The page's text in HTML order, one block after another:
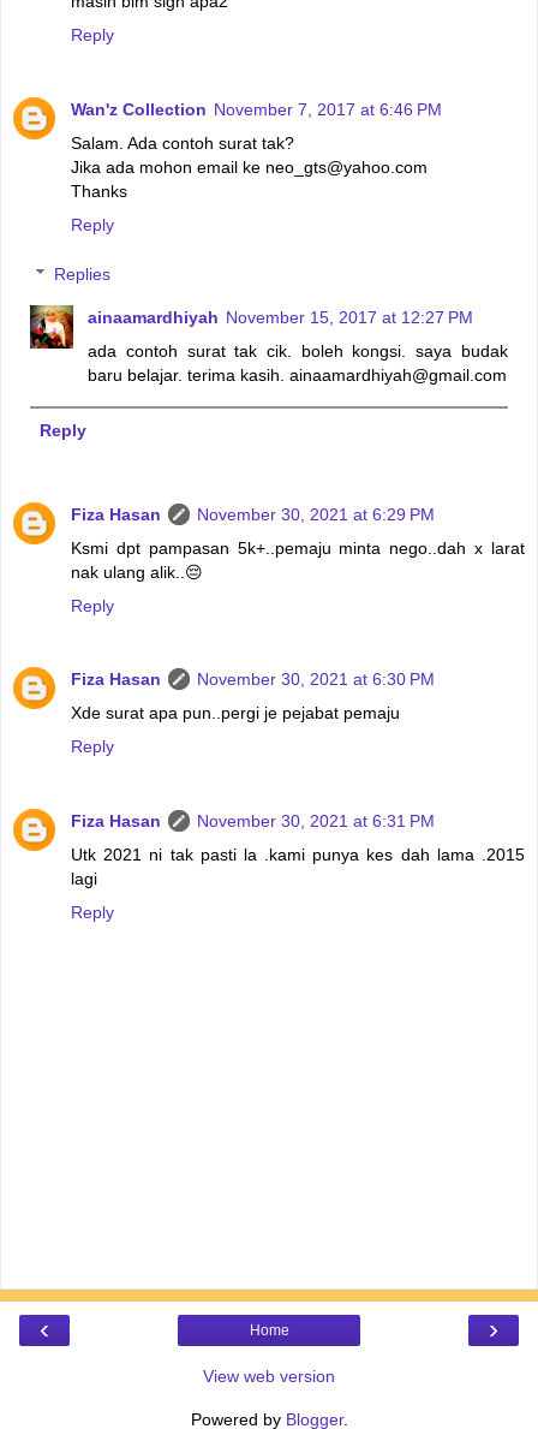
Reply
Wan'z Collection November 7, 2017 at 6:46 PM
Salam. Ada contoh surat tak?
Jika ada mohon email ke neo_gts@yahoo.com
Thanks
Reply
Replies
ainaamardhiyah November 15, 2017 at 12:27 PM
ada contoh surat tak cik. boleh kongsi. saya budak
baru belajar. terima kasih. ainaamardhiyah@gmail.com
Reply
Fiza Hasan
November 30, 2021 at 6:29 PM
Ksmi dpt pampasan 5k+..pemaju minta nego..dah x larat
nak ulang alik..😔
Reply
Fiza Hasan
November 30, 2021 at 6:30 PM
Xde surat apa pun..pergi je pejabat pemaju
Reply
Fiza Hasan
November 30, 2021 at 6:31 PM
Utk 2021 ni tak pasti la .kami punya kes dah lama .2015
lagi
Reply
‹ ›
Home
View web version
Powered by Blogger.